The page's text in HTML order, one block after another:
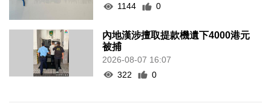
1144
0
內地漢涉擅取提款機遺下4000港元
被捕
2026-08-07 16:07
322
0